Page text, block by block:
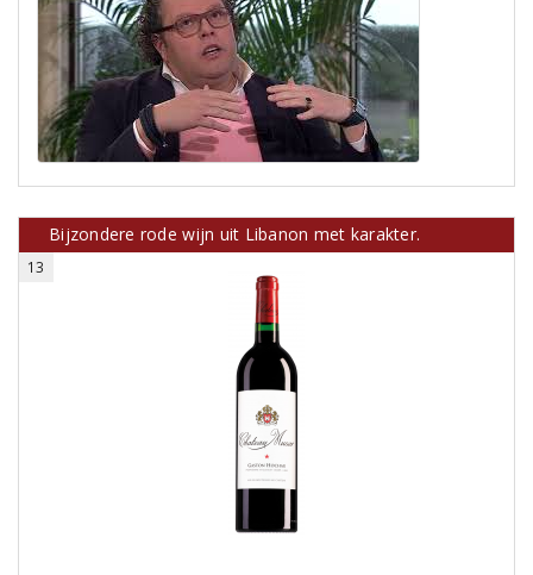
Bijzondere rode wijn uit Libanon met karakter.
13